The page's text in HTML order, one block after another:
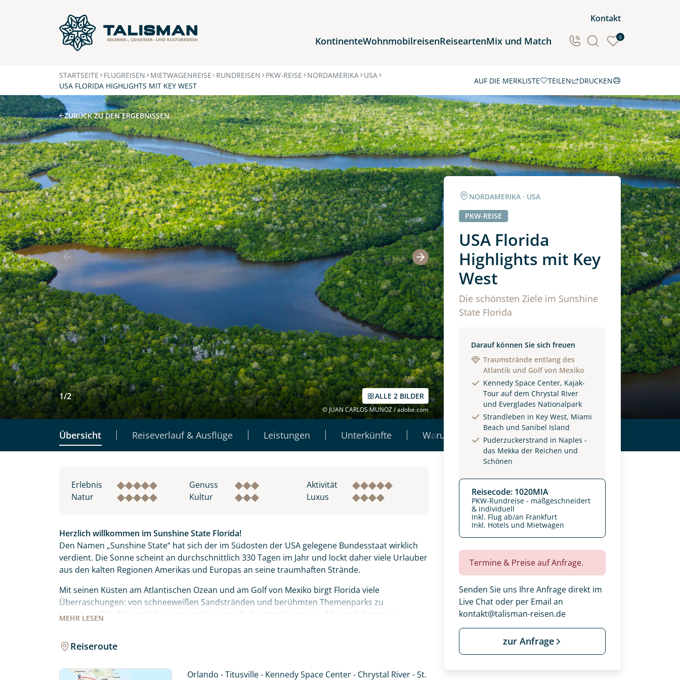
Kontakt
KontinenteWohnmobilreisenReiseartenMix und Match 0
Reiseziele
Afrika
Asien
Europa
Nordamerika
Ozeanien
Südamerika
STARTSEITE FLUGREISEN MIETWAGENREISE RUNDREISEN PKW-REISE NORDAMERIKA USA
USA FLORIDA HIGHLIGHTS MIT KEY WEST
AUF DIE MERKLISTE TEILEN DRUCKEN
ZURÜCK ZU DEN ERGEBNISSEN
1/2 ALLE 2 BILDER
© JUAN CARLOS MUNOZ / adobe.com
Übersicht Reiseverlauf & Ausflüge Leistungen Unterkünfte Warum USA
NORDAMERIKA · USA
PKW-REISE
USA Florida
Highlights mit Key
West
Die schönsten Ziele im Sunshine
State Florida
Darauf können Sie sich freuen
Traumstrände entlang des
Atlantik und Golf von Mexiko
Kennedy Space Center, Kajak-
Tour auf dem Chrystal River
und Everglades Nationalpark
Strandleben in Key West, Miami
Beach und Sanibel Island
Puderzuckerstrand in Naples -
das Mekka der Reichen und
Schönen
Reisecode: 1020MIA
PKW-Rundreise - maßgeschneidert
& individuell
Inkl. Flug ab/an Frankfurt
Inkl. Hotels und Mietwagen
Termine & Preise auf Anfrage.
Senden Sie uns Ihre Anfrage direkt im
Live Chat oder per Email an
kontakt@talisman-reisen.de
zur Anfrage
Erlebnis Genuss
Aktivität
Natur
Kultur Luxus
MEHR LESEN
Herzlich willkommen im Sunshine State Florida!
Den Namen „Sunshine State“ hat sich der im Südosten der USA gelegene Bundesstaat wirklich
verdient. Die Sonne scheint an durchschnittlich 330 Tagen im Jahr und lockt daher viele Urlauber
aus den kalten Regionen Amerikas und Europas an seine traumhaften Strände.
Mit seinen Küsten am Atlantischen Ozean und am Golf von Mexiko birgt Florida viele
Überraschungen: von schneeweißen Sandstränden und berühmten Themenparks zu
sensationellen Naturerlebnissen, erstklassigen Kulturattraktionen und kaum bekannten
Wecken Sie Ihre Abenteuerlust bei einem Besuch im Kennedy Space Center, dem
bemannten Flug zum Mond.
Reiseroute
Orlando - Titusville - Kennedy Space Center - Chrystal River - St.